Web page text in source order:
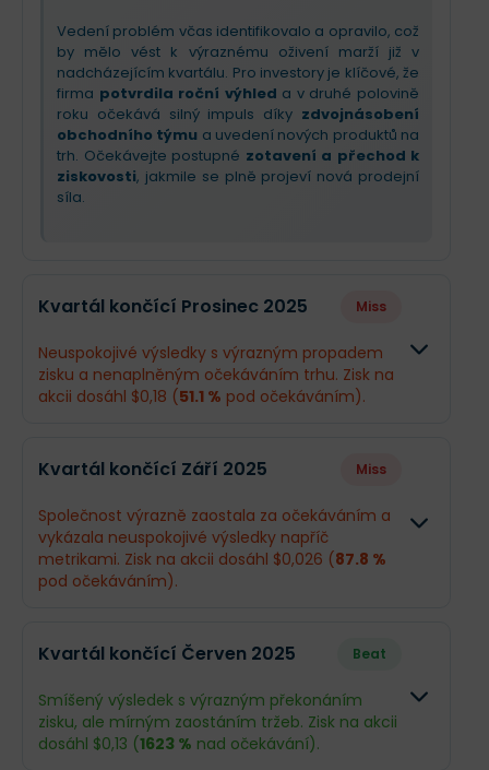
Vedení problém včas identifikovalo a opravilo, což
by mělo vést k výraznému oživení marží již v
nadcházejícím kvartálu. Pro investory je klíčové, že
firma potvrdila roční výhled a v druhé polovině
roku očekává silný impuls díky zdvojnásobení
obchodního týmu a uvedení nových produktů na
trh. Očekávejte postupné zotavení a přechod k
ziskovosti, jakmile se plně projeví nová prodejní
síla.
Kvartál končící Prosinec 2025 Miss
Neuspokojivé výsledky s výrazným propadem
zisku a nenaplněným očekáváním trhu. Zisk na
akcii dosáhl $0,18 (51.1 % pod očekáváním).
Příjmy $13,69 mil.
EPS
Co se stalo a co očekávat dál
Výsledky za uplynulé čtvrtletízaostaly za
očekáváním v zisku i tržbách, což bylo
způsobeno dočasným nedostatkem zásob a
sezónními vlivy. Společnost se však nachází v
Kvartál končící Září 2025 Miss
Společnost výrazně zaostala za očekáváním a
vykázala neuspokojivé výsledky napříč
metrikami. Zisk na akcii dosáhl $0,026 (87.8 %
pod očekáváním).
Příjmy $8 mil. $1,02 mil.
Kvartál končící Červen 2025 Beat
Smíšený výsledek s výrazným překonáním
zisku, ale mírným zaostáním tržeb. Zisk na akcii
dosáhl $0,13 (1623 % nad očekávání).